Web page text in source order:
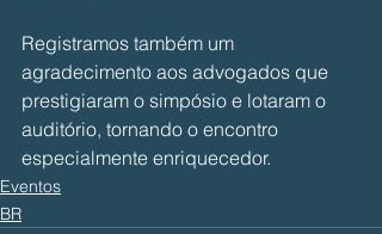
Registramos também um
agradecimento aos advogados que
prestigiaram o simpósio e lotaram o
auditório, tornando o encontro
especialmente enriquecedor.
Eventos
BR